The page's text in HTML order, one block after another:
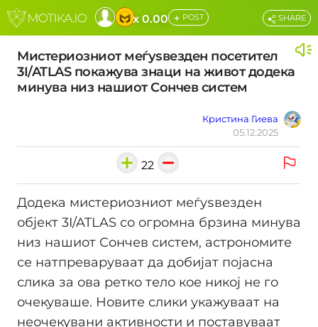
x 0.00 + POST
Мистериозниот меѓуѕвезден посетител
3I/ATLAS покажува знаци на живот додека
минува низ нашиот Сончев систем
Кристина Гиева
05.12.2025
SHARE
22
Додека мистериозниот меѓуѕвезден
објект 3I/ATLAS со огромна брзина минува
низ нашиот Сончев систем, астрономите
се натпреваруваат да добијат појасна
слика за ова ретко тело кое никој не го
очекуваше. Новите слики укажуваат на
неочекувани активности и поставуваат